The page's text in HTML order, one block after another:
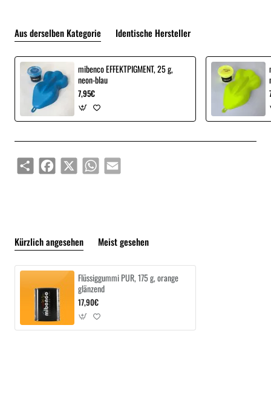
Aus derselben Kategorie Identische Hersteller
mibenco EFFEKTPIGMENT, 25 g,
neon-blau
7,95€
ShareFacebook
X WhatsAppEmail
Kürzlich angesehen Meist gesehen
Flüssiggummi PUR, 175 g, orange
glänzend
17,90€